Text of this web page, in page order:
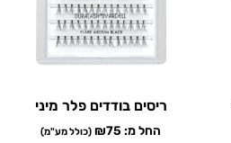
ריסים בודדים פלר מיני
החל מ: ₪75 (כולל מע"מ)